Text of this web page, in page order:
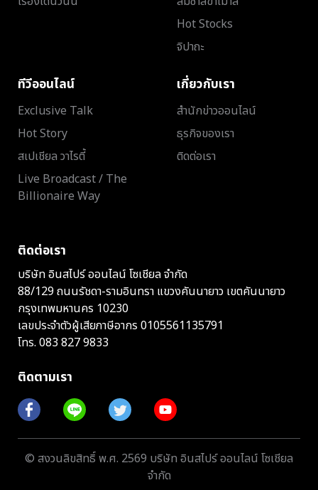
Hot Stocks
จิปาถะ
ทีวีออนไลน์
Exclusive Talk
Hot Story
สเปเชียล วาไรตี้
Live Broadcast / The
Billionaire Way
เกี่ยวกับเรา
สำนักข่าวออนไลน์
ธุรกิจของเรา
ติดต่อเรา
ติดต่อเรา
บริษัท อินสไปร์ ออนไลน์ โซเชียล จำกัด
88/129 ถนนรัชดา-รามอินทรา แขวงคันนายาว เขตคันนายาว
กรุงเทพมหานคร 10230
เลขประจำตัวผู้เสียภาษีอากร 0105561135791
โทร. 083 827 9833
ติดตามเรา
© สงวนลิขสิทธิ์ พ.ศ. 2569 บริษัท อินสไปร์ ออนไลน์ โซเชียล
จำกัด